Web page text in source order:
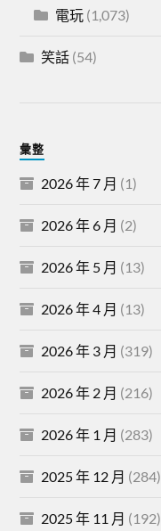
電玩 (1,073)
笑話 (54)
彙整
2026 年 7 月 (1)
2026 年 6 月 (2)
2026 年 5 月 (13)
2026 年 4 月 (13)
2026 年 3 月 (319)
2026 年 2 月 (216)
2026 年 1 月 (283)
2025 年 12 月 (284)
2025 年 11 月 (192)